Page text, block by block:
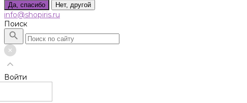
Да, спасибо Нет, другой
info@shopiris.ru
Поиск
Войти